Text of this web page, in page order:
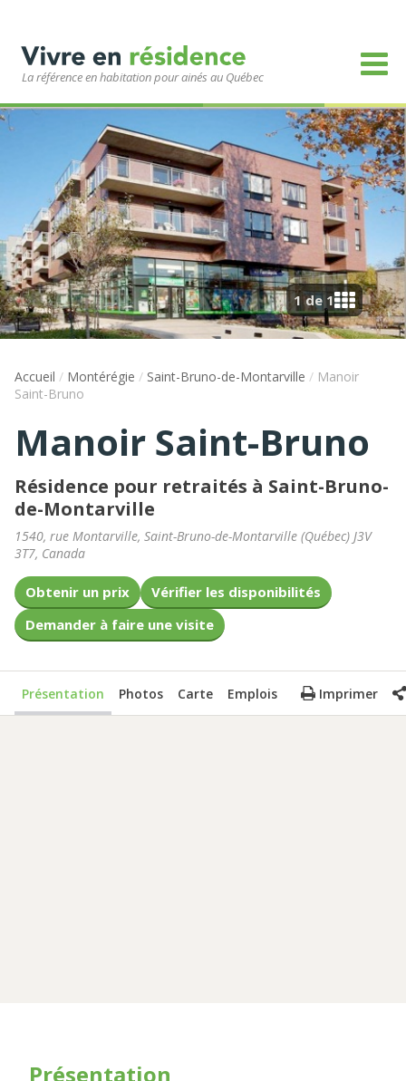
La référence en habitation pour ainés au Québec
1 de 1
Accueil / Montérégie / Saint-Bruno-de-Montarville / Manoir
Saint-Bruno
Manoir Saint-Bruno
Résidence pour retraités à Saint-Bruno-
de-Montarville
1540, rue Montarville, Saint-Bruno-de-Montarville (Québec) J3V
3T7, Canada
Obtenir un prix
Vérifier les disponibilités
Demander à faire une visite
Présentation Photos Carte Emplois Imprimer
Présentation